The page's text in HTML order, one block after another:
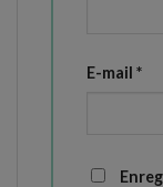
E-mail *